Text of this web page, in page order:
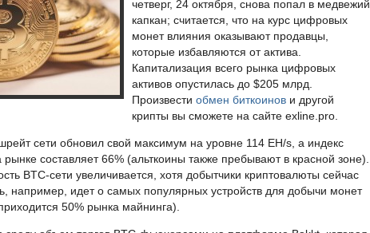
четверг, 24 октября, снова попал в медвежий
капкан; считается, что на курс цифровых
монет влияния оказывают продавцы,
которые избавляются от актива.
Капитализация всего рынка цифровых
активов опустилась до $205 млрд.
Произвести обмен биткоинов и другой
крипты вы сможете на сайте exline.pro.
сети обновил свой максимум на уровне 114 EH/s, а индекс
составляет 66% (альткоины также пребывают в красной зоне).
BTC-сети увеличивается, хотя добытчики криптовалюты сейчас
например, идет о самых популярных устройств для добычи монет
50% рынка майнинга).